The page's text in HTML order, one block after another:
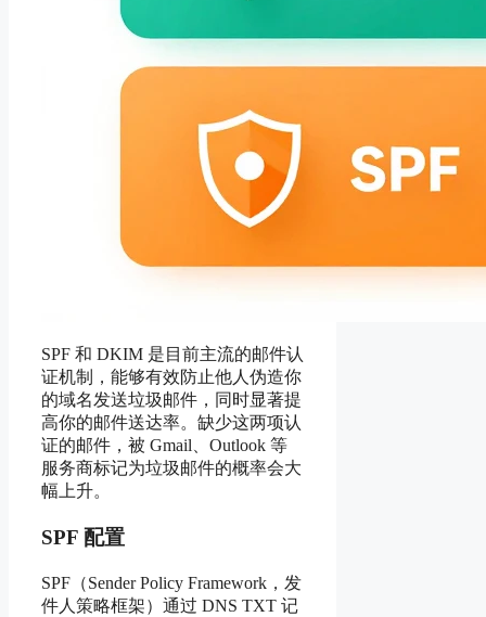
SPF 和 DKIM 是目前主流的邮件认
证机制，能够有效防止他人伪造你
的域名发送垃圾邮件，同时显著提
高你的邮件送达率。缺少这两项认
证的邮件，被 Gmail、Outlook 等
服务商标记为垃圾邮件的概率会大
幅上升。
SPF 配置
SPF（Sender Policy Framework，发
件人策略框架）通过 DNS TXT 记